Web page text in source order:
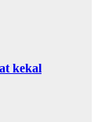
kekal